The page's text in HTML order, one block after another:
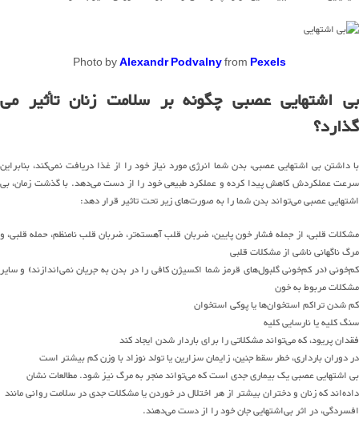
Photo byAlexandr Podvalnyfrom Pexels
بی اشتهایی عصبی چگونه بر سلامت زنان تأثیر می
گذارد؟
با داشتن بی اشتهایی عصبی، بدن شما انرژی مورد نیاز خود را از غذا دریافت نمی‌کند، بنابراین
سرعت عملکردش کاهش پیدا کرده و عملکرد طبیعی خود را از دست می‌دهد. با گذشت زمان، بی
اشتهایی عصبی می‌تواند بدن شما را به صورت‌های زیر تحت تاثیر قرار دهد:
مشکلات قلبی، از جمله فشار خون پایین، ضربان قلب آهسته‌تر، ضربان قلب نامنظم، حمله قلبی، و
مرگ ناگهانی ناشی از مشکلات قلبی
کم‌خونی (در کم‌خونی گلبول‌های قرمز شما اکسیژن کافی را در بدن به جریان نمی‌اندازند) و سایر
مشکلات مربوط به خون
کم شدن تراکم استخوان‌ها یا پوکی استخوان
سنگ کلیه یا نارسایی کلیه
فقدان پریود، که می‌تواند مشکلاتی را برای باردار شدن ایجاد کند
در دوران بارداری، خطر سقط جنین، زایمان سزارین یا تولد نوزاد با وزن کم بیشتر است
بی اشتهایی عصبی یک بیماری جدی است که می‌تواند منجر به مرگ نیز شود. مطالعات نشان
داده‌اند که زنان و دختران بیشتر از هر اختلال در خوردن یا مشکلات جدی در سلامت روانی مانند
افسردگی، در اثر بی‌اشتهایی جان خود را از دست می‌دهند.